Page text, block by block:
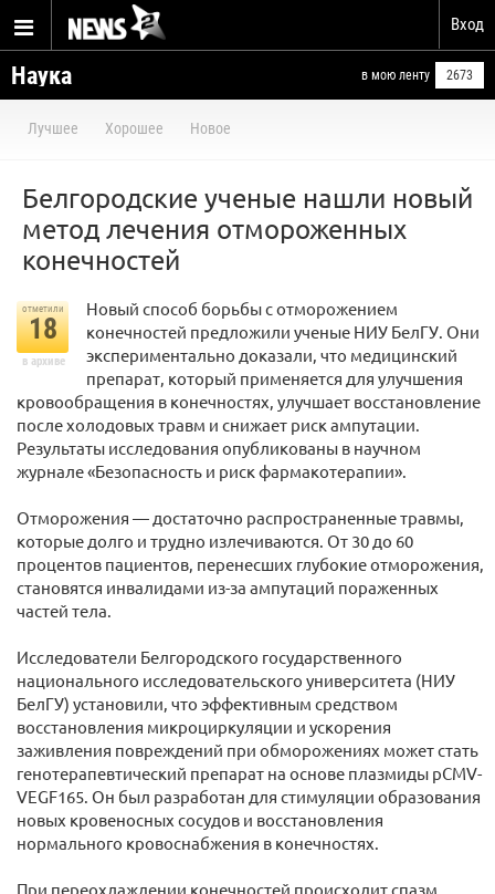
Вход
Наука в мою ленту 2673
Лучшее Хорошее Новое
Белгородские ученые нашли новый
метод лечения отмороженных
конечностей
отметили
18
в архиве
Новый способ борьбы с отморожением
конечностей предложили ученые НИУ БелГУ. Они
экспериментально доказали, что медицинский
препарат, который применяется для улучшения
кровообращения в конечностях, улучшает восстановление
после холодовых травм и снижает риск ампутации.
Результаты исследования опубликованы в научном
журнале «Безопасность и риск фармакотерапии».
Отморожения — достаточно распространенные травмы,
которые долго и трудно излечиваются. От 30 до 60
процентов пациентов, перенесших глубокие отморожения,
становятся инвалидами из-за ампутаций пораженных
частей тела.
Исследователи Белгородского государственного
национального исследовательского университета (НИУ
БелГУ) установили, что эффективным средством
восстановления микроциркуляции и ускорения
заживления повреждений при обморожениях может стать
генотерапевтический препарат на основе плазмиды pCMV-
VEGF165. Он был разработан для стимуляции образования
новых кровеносных сосудов и восстановления
нормального кровоснабжения в конечностях.
При переохлаждении конечностей происходит спазм